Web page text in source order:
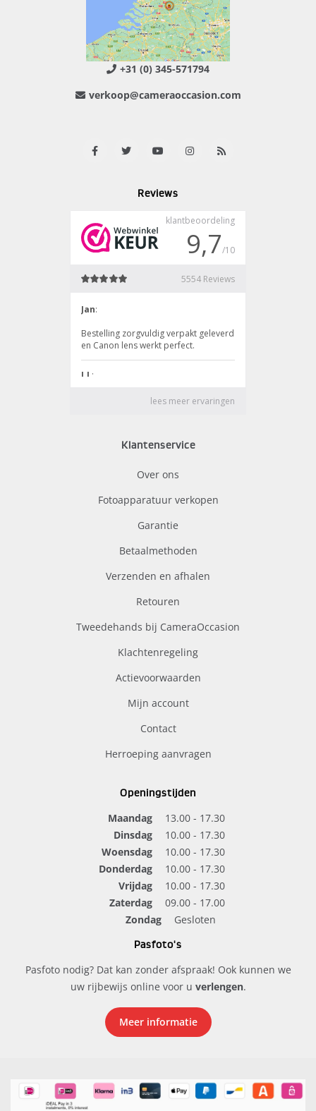
+31 (0) 345-571794
verkoop@cameraoccasion.com
Reviews
Klantenservice
Over ons
Fotoapparatuur verkopen
Garantie
Betaalmethoden
Verzenden en afhalen
Retouren
Tweedehands bij CameraOccasion
Klachtenregeling
Actievoorwaarden
Mijn account
Contact
Herroeping aanvragen
Openingstijden
Maandag
13.00 - 17.30
Dinsdag
10.00 - 17.30
Woensdag
10.00 - 17.30
Donderdag
10.00 - 17.30
Vrijdag
10.00 - 17.30
Zaterdag
09.00 - 17.00
Zondag
Gesloten
Pasfoto's
Pasfoto nodig? Dat kan zonder afspraak! Ook kunnen we
uw rijbewijs online voor u verlengen.
Meer informatie